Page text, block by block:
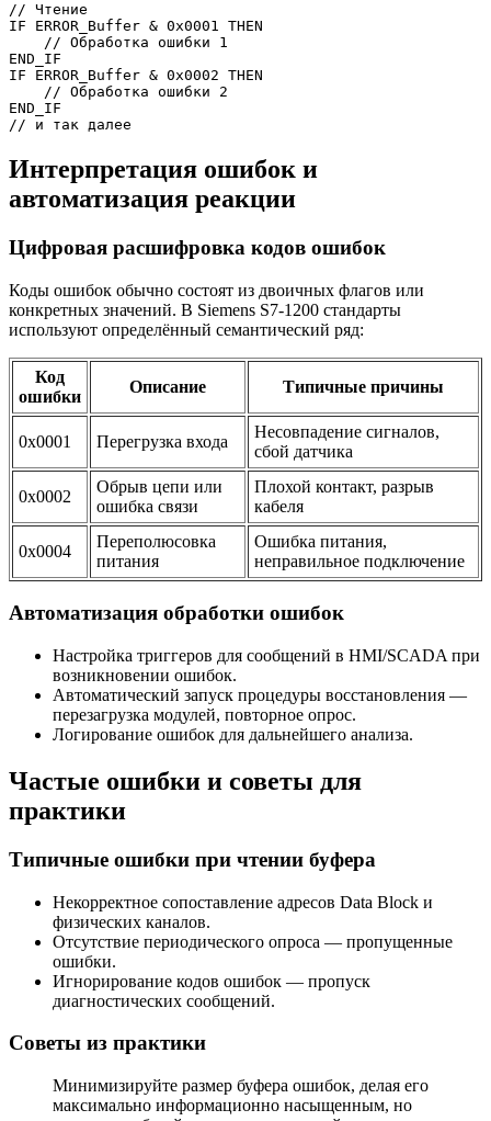
// Чтение
IF ERROR_Buffer & 0x0001 THEN
    // Обработка ошибки 1
END_IF
IF ERROR_Buffer & 0x0002 THEN
    // Обработка ошибки 2
END_IF
Интерпретация ошибок и
автоматизация реакции
Цифровая расшифровка кодов ошибок
Коды ошибок обычно состоят из двоичных флагов или
конкретных значений. В Siemens S7-1200 стандарты
используют определённый семантический ряд:
Код
ошибки
Описание Типичные причины
0x0001 Перегрузка входа
Несовпадение сигналов,
сбой датчика
0x0002
Обрыв цепи или
ошибка связи
Плохой контакт, разрыв
кабеля
0x0004
Переполюсовка
питания
Ошибка питания,
неправильное подключение
Автоматизация обработки ошибок
Настройка триггеров для сообщений в HMI/SCADA при
возникновении ошибок.
Автоматический запуск процедуры восстановления —
перезагрузка модулей, повторное опрос.
Логирование ошибок для дальнейшего анализа.
Частые ошибки и советы для
практики
Типичные ошибки при чтении буфера
Некорректное сопоставление адресов Data Block и
физических каналов.
Отсутствие периодического опроса — пропущенные
ошибки.
Игнорирование кодов ошибок — пропуск
диагностических сообщений.
Советы из практики
Минимизируйте размер буфера ошибок, делая его
максимально информационно насыщенным, но